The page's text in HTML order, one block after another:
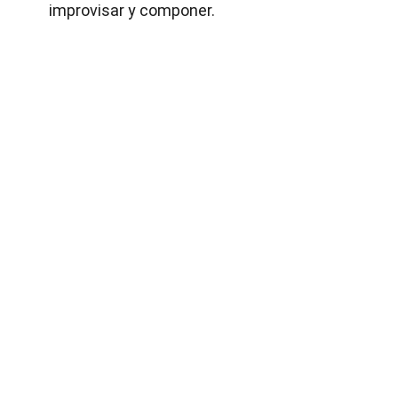
improvisar y componer.